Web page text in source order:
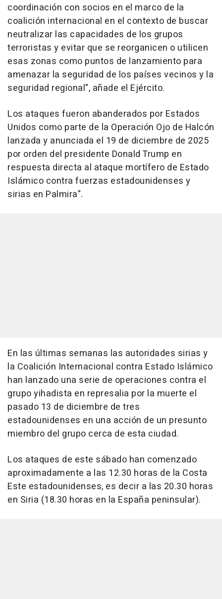
coordinación con socios en el marco de la
coalición internacional en el contexto de buscar
neutralizar las capacidades de los grupos
terroristas y evitar que se reorganicen o utilicen
esas zonas como puntos de lanzamiento para
amenazar la seguridad de los países vecinos y la
seguridad regional", añade el Ejército.
Los ataques fueron abanderados por Estados
Unidos como parte de la Operación Ojo de Halcón
lanzada y anunciada el 19 de diciembre de 2025
por orden del presidente Donald Trump en
respuesta directa al ataque mortífero de Estado
Islámico contra fuerzas estadounidenses y
sirias en Palmira".
En las últimas semanas las autoridades sirias y
la Coalición Internacional contra Estado Islámico
han lanzado una serie de operaciones contra el
grupo yihadista en represalia por la muerte el
pasado 13 de diciembre de tres
estadounidenses en una acción de un presunto
miembro del grupo cerca de esta ciudad.
Los ataques de este sábado han comenzado
aproximadamente a las 12.30 horas de la Costa
Este estadounidenses, es decir a las 20.30 horas
en Siria (18.30 horas en la España peninsular).